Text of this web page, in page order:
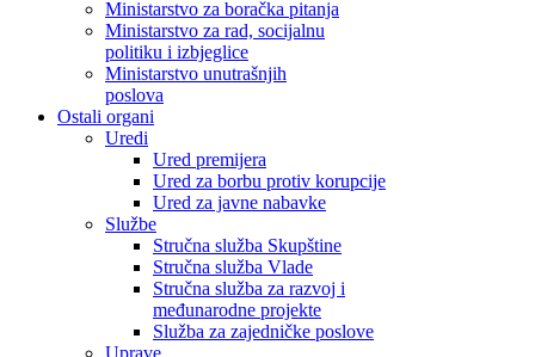
Ministarstvo za boračka pitanja
Ministarstvo za rad, socijalnu
politiku i izbjeglice
Ministarstvo unutrašnjih
poslova
Ostali organi
Uredi
Ured premijera
Ured za borbu protiv korupcije
Ured za javne nabavke
Službe
Stručna služba Skupštine
Stručna služba Vlade
Stručna služba za razvoj i
međunarodne projekte
Služba za zajedničke poslove
Uprave